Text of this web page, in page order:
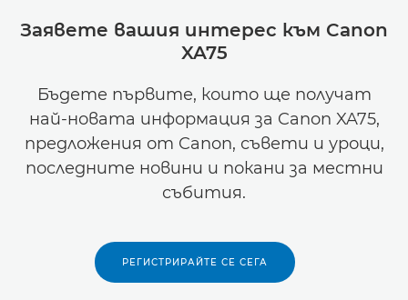
Заявете вашия интерес към Canon
XA75
Бъдете първите, които ще получат
най-новата информация за Canon XA75,
предложения от Canon, съвети и уроци,
последните новини и покани за местни
събития.
РЕГИСТРИРАЙТЕ СЕ СЕГА